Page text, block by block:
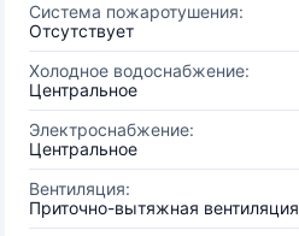
Система пожаротушения:
Отсутствует
Холодное водоснабжение:
Центральное
Электроснабжение:
Центральное
Вентиляция:
Приточно-вытяжная вентиляция